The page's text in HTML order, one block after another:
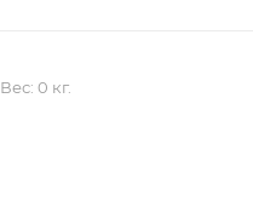
Вес: 0 кг.